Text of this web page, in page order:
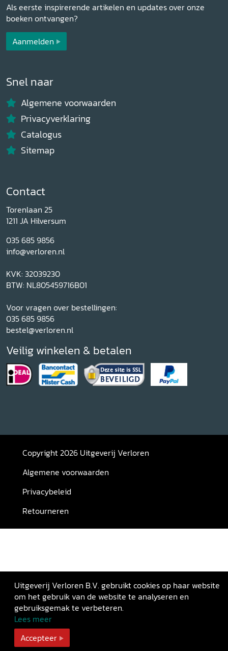
Als eerste inspirerende artikelen en updates over onze
boeken ontvangen?
Aanmelden
Snel naar
Algemene voorwaarden
Privacyverklaring
Catalogus
Sitemap
Contact
Torenlaan 25
1211 JA Hilversum
035 685 9856
info@verloren.nl
KVK: 32039230
BTW: NL805459716B01
Voor vragen over bestellingen:
035 685 9856
bestel@verloren.nl
Veilig winkelen & betalen
Copyright 2026 Uitgeverij Verloren
Algemene voorwaarden
Privacybeleid
Retourneren
Uitgeverij Verloren B.V. gebruikt cookies op haar website
om het gebruik van de website te analyseren en
gebruiksgemak te verbeteren.
Lees meer
Accepteer